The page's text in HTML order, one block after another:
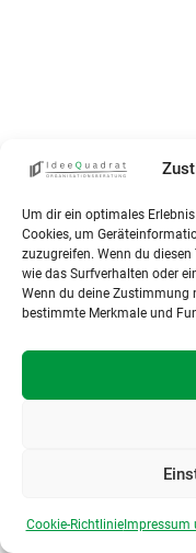
Um dir ein optimales
Cookies, um
zuzugreifen. Wenn du
wie das Surfverhalten oder
Wenn du deine Zustimmung
bestimmte Merkmale und
Cookie-RichtlinieImpressum